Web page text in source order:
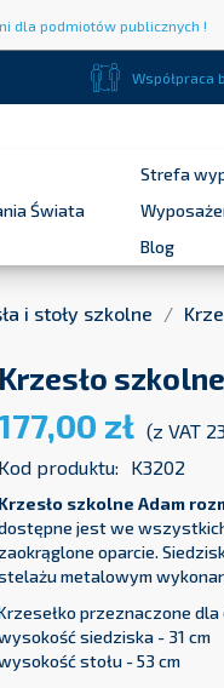
dla podmiotów publicznych !
Współpraca
Strefa
Świata
Blog
i stoły szkolne
Krzesło
zł (z VAT
Kod produktu:
K3202
Krzesło szkolne Adam
jest we
zaokrąglone oparcie.
metalowym
przeznaczone dla
siedziska - 31 cm
stołu - 53 cm